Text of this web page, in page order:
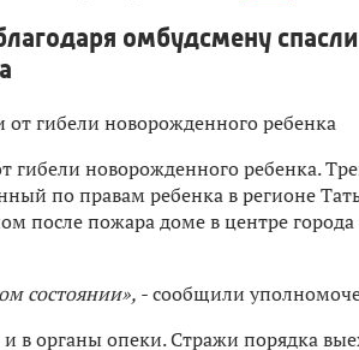
омбудсмену
гибели новорожденного ребенка.
по правам ребенка в регионе
после пожара доме в центре города
состоянии», -сообщили
в органы опеки. Стражи порядка